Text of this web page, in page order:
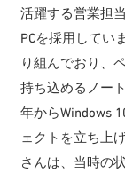
活躍する営業担
PCを採用してい
り組んでおり、
持ち込めるノー
年からWindows
ェクトを立ち上
さんは、当時の